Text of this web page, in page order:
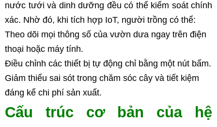
nước tưới và dinh dưỡng đều có thể kiểm soát chính
xác. Nhờ đó, khi tích hợp IoT, người trồng có thể:
Theo dõi mọi thông số của vườn dưa ngay trên điện
thoại hoặc máy tính.
Điều chỉnh các thiết bị tự động chỉ bằng một nút bấm.
Giảm thiểu sai sót trong chăm sóc cây và tiết kiệm
đáng kể chi phí sản xuất.
Cấu trúc cơ bản của hệ